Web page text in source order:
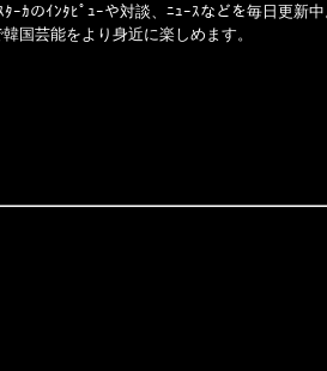
ｶのｲﾝﾀﾋﾟｭｰや対談、ﾆｭｰｽなどを毎日更新中
国芸能をより身近に楽しめます。